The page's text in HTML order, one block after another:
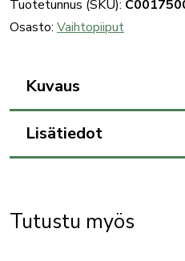
Tuotetunnus (SKU):
Osasto: Vaihtopiiput
Kuvaus
Lisätiedot
Tutustu myös